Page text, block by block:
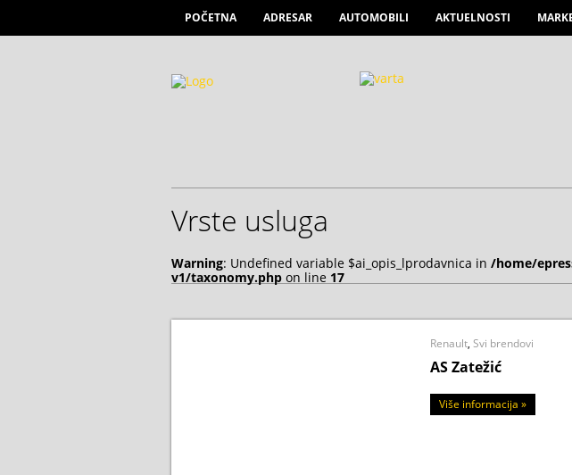
POČETNA ADRESAR AUTOMOBILI AKTUELNOSTI
Vrste usluga
Warning: Undefined variable $ai_opis_lprodavnica in /home/
v1/taxonomy.php on line 17
Renault, Svi brendovi
AS Zatežić
Više informacija »